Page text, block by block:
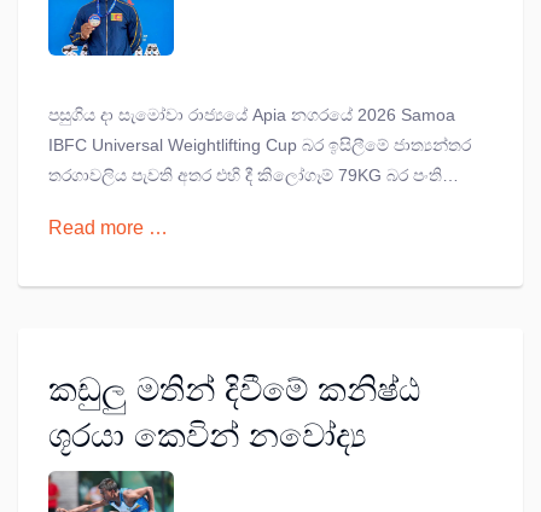
පදක්කම කොළඹ
විශ්වවිද්‍යාලයේ පසිදු මාලවනට
පසුගිය දා සැමෝවා රාජ්‍යයේ Apia නගරයේ 2026 Samoa
IBFC Universal Weightlifting Cup බර ඉසිලීමේ ජාත්‍යන්තර
තරගාවලිය පැවති අතර එහි දී කිලෝගෑම් 79KG බර පංතියේ
පදක්කම දිනාගැනීමට පසිදු මාලවන සමත් විය.
Read more …
කඩුලු මතින් දිවීමේ කනිෂ්ඨ
ශූරයා කෙවින් නවෝද්‍ය